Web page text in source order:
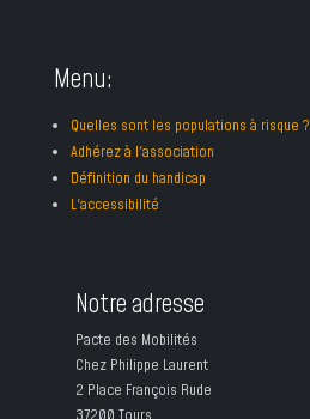
Menu:
Quelles sont les populations à risque ?
Adhérez à l'association
Définition du handicap
L'accessibilité
Notre adresse
Pacte des Mobilités
Chez Philippe Laurent
2 Place François Rude